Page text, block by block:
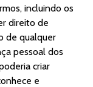
incluindo os
direito de
de qualquer
pessoal dos
criar
e